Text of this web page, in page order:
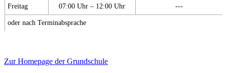
Freitag 07:00 Uhr – 12:00 Uhr ---
oder nach Terminabsprache
Zur Homepage der Grundschule